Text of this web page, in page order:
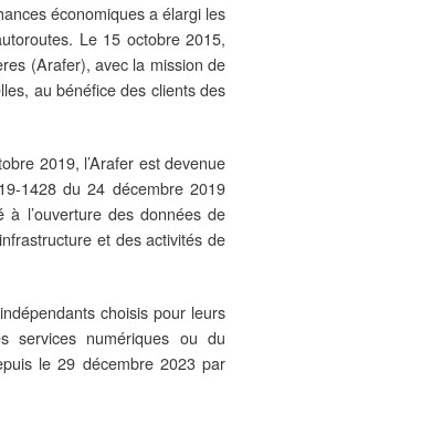
économiques a élargi les
Le 15 octobre 2015,
(Arafer), avec la mission de
au bénéfice des clients des
2019, l’Arafer est devenue
1428 du 24 décembre 2019
à l’ouverture des données de
et des activités de
choisis pour leurs
services numériques ou du
le 29 décembre 2023 par